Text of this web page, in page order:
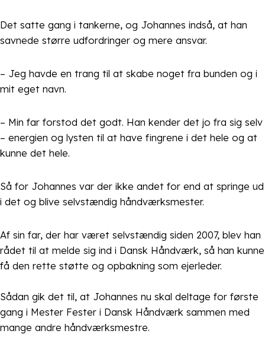
Det satte gang i tankerne, og Johannes indså, at han
savnede større udfordringer og mere ansvar.
– Jeg havde en trang til at skabe noget fra bunden og i
mit eget navn.
– Min far forstod det godt. Han kender det jo fra sig selv
– energien og lysten til at have fingrene i det hele og at
kunne det hele.
Så for Johannes var der ikke andet for end at springe ud
i det og blive selvstændig håndværksmester.
Af sin far, der har været selvstændig siden 2007, blev han
rådet til at melde sig ind i Dansk Håndværk, så han kunne
få den rette støtte og opbakning som ejerleder.
Sådan gik det til, at Johannes nu skal deltage for første
gang i Mester Fester i Dansk Håndværk sammen med
mange andre håndværksmestre.